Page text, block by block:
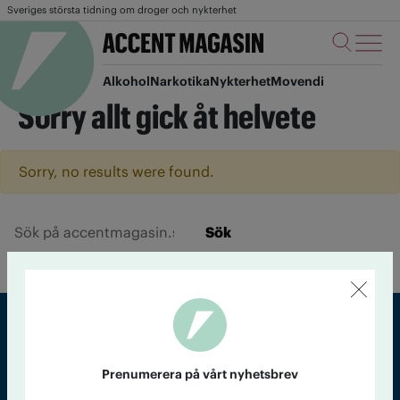
Sveriges största tidning om droger och nykterhet
AlkoholNarkotikaNykterhetMovendi
Sorry allt gick åt helvete
Sorry, no results were found.
Sök
Prenumerera på vårt nyhetsbrev